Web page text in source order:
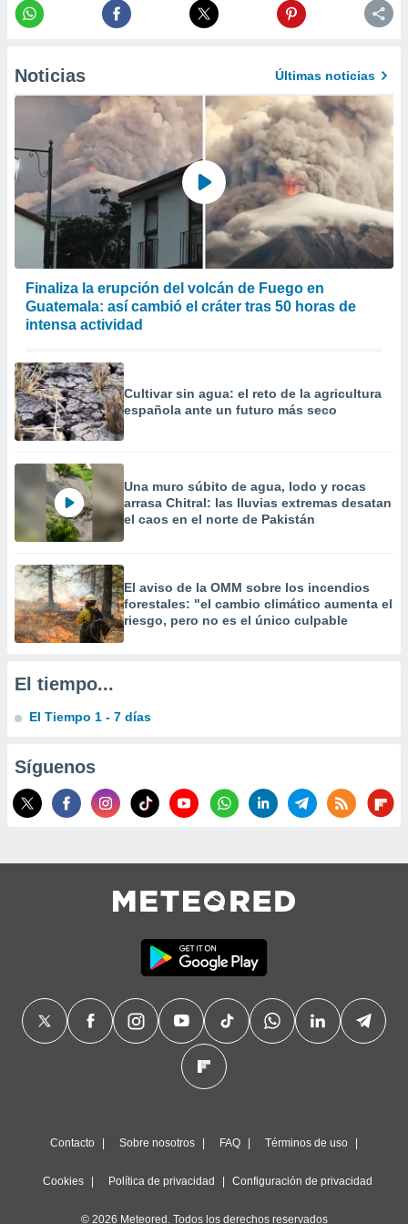
en
en
de
un
o acceder
datos
utilizar
uso de
la
contenido
medir el
el
de
o a través
de
de
1199
Noticias Últimas noticias
Finaliza la erupción del volcán de Fuego en
Guatemala: así cambió el cráter tras 50 horas de
intensa actividad
Cultivar sin agua: el reto de la agricultura
española ante un futuro más seco
Una muro súbito de agua, lodo y rocas
arrasa Chitral: las lluvias extremas desatan
el caos en el norte de Pakistán
El aviso de la OMM sobre los incendios
forestales: "el cambio climático aumenta el
riesgo, pero no es el único culpable
El tiempo...
El Tiempo 1 - 7 días
Síguenos
Contacto Sobre nosotros FAQ Términos de uso
Cookies Política de privacidad Configuración de privacidad
© 2026 Meteored. Todos los derechos reservados